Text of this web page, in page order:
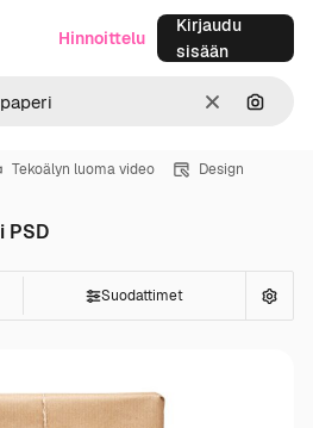
SelkeäHae
Hinnoittelu
Kirjaudu
sisään
Tekoälyn luoma video Design
PSD
Suodattimet